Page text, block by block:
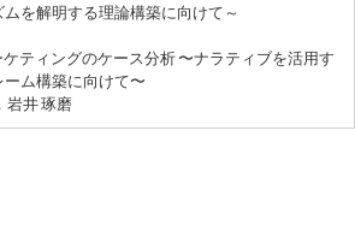
を解明する理論構築に向けて～
ケティングのケース分析 〜ナラティブを活用す
ーム構築に向けて〜
岩井 琢磨